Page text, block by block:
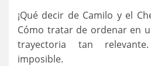
¡Qué decir de Camilo y el
Cómo tratar de ordenar en
trayectoria tan
imposible.